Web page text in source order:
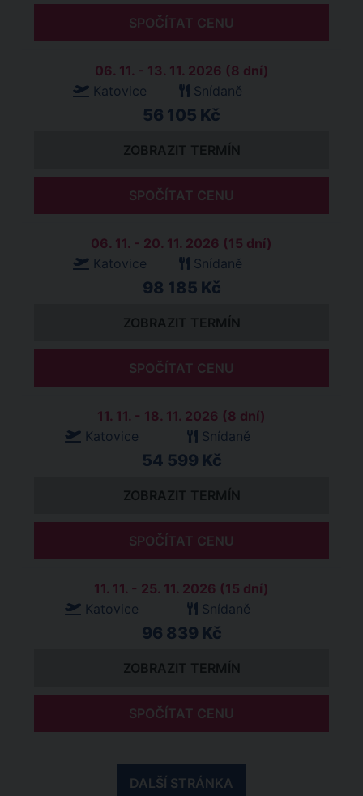
SPOČÍTAT CENU
06. 11. - 13. 11. 2026 (8 dní)
Katovice
Snídaně
56 105 Kč
ZOBRAZIT TERMÍN
SPOČÍTAT CENU
06. 11. - 20. 11. 2026 (15 dní)
Katovice
Snídaně
98 185 Kč
ZOBRAZIT TERMÍN
SPOČÍTAT CENU
11. 11. - 18. 11. 2026 (8 dní)
Katovice
Snídaně
54 599 Kč
ZOBRAZIT TERMÍN
SPOČÍTAT CENU
11. 11. - 25. 11. 2026 (15 dní)
Katovice
Snídaně
96 839 Kč
ZOBRAZIT TERMÍN
SPOČÍTAT CENU
DALŠÍ STRÁNKA